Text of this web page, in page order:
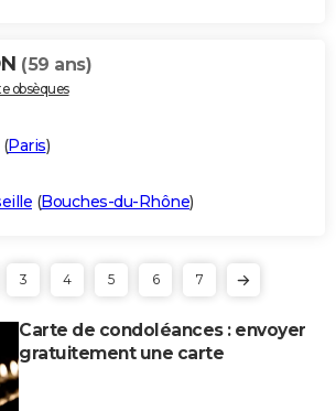
(59 ans)
obsèques
(Paris)
(Bouches-du-Rhône)
3 4 5 6 7
Carte de condoléances : envoyer
gratuitement une carte